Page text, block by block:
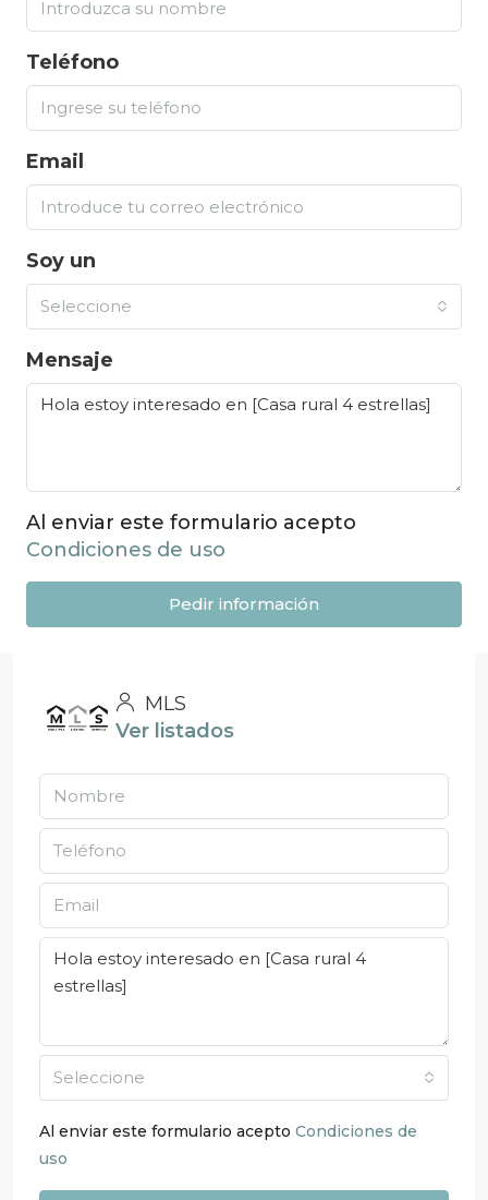
Teléfono
Email
Soy un
Seleccione
Mensaje
Al enviar este formulario acepto
Condiciones de uso
Pedir información
MLS
Ver listados
Seleccione
Al enviar este formulario acepto Condiciones de
uso